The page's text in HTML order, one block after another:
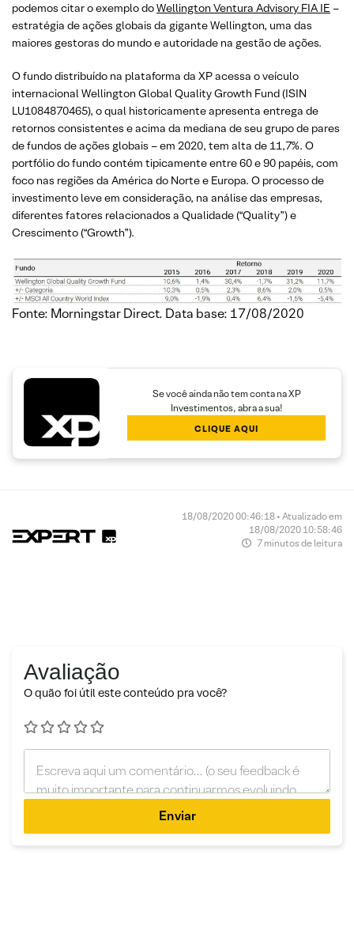
podemos citar o exemplo doWellington Ventura Advisory FIA IE –
estratégia de ações globais da gigante Wellington, uma das
maiores gestoras do mundo e autoridade na gestão de ações.
O fundo distribuído na plataforma da XP acessa o veículo
internacional Wellington Global Quality Growth Fund (ISIN
LU1084870465), o qual historicamente apresenta entrega de
retornos consistentes e acima da mediana de seu grupo de pares
de fundos de ações globais – em 2020, tem alta de 11,7%. O
portfólio do fundo contém tipicamente entre 60 e 90 papéis, com
foco nas regiões da América do Norte e Europa. O processo de
investimento leve em consideração, na análise das empresas,
diferentes fatores relacionados a Qualidade (“Quality”) e
Crescimento (“Growth”).
Fonte: Morningstar Direct. Data base: 17/08/2020
Se você ainda não tem conta na XP
Investimentos, abra a sua!
CLIQUE AQUI
18/08/2020 00:46:18 • Atualizado em
18/08/2020 10:58:46
7 minutos de leitura
Avaliação
O quão foi útil este conteúdo pra você?
Enviar